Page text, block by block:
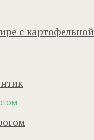
с картофельной